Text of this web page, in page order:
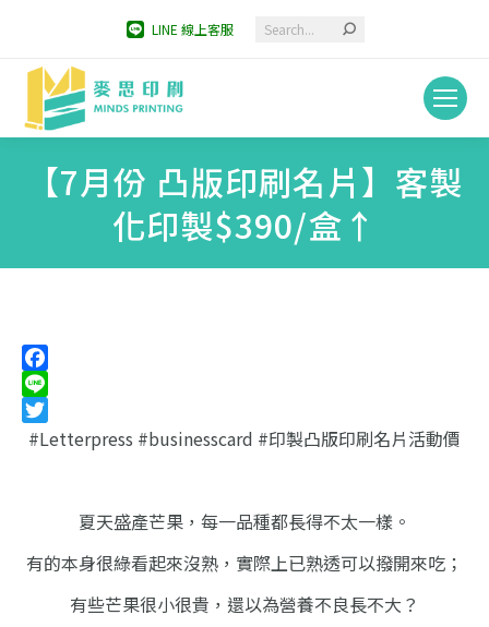
LINE 線上客服 Search:
【7月份 凸版印刷名片】客製
化印製$390/盒↑
Facebook
Line
Twitter
#Letterpress #businesscard #印製凸版印刷名片活動價
夏天盛產芒果， 每一品種都長得不太一樣。
有的本身很綠看起來沒熟， 實際上已熟透可以撥開來吃；
有些芒果很小很貴， 還以為營養不良長不大？